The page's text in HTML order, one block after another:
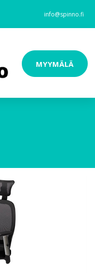
info@spinno.fi
MYYMÄLÄ